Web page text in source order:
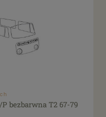
bezbarwna T2 67-79